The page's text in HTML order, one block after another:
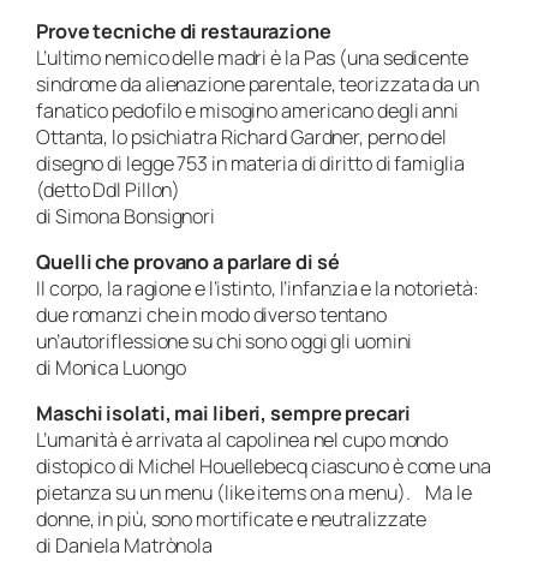
Prove tecniche di restaurazione
L’ultimo nemico delle madri è la Pas (una sedicente
sindrome da alienazione parentale, teorizzata da un
fanatico pedofilo e misogino americano degli anni
Ottanta, lo psichiatra Richard Gardner, perno del
disegno di legge 753 in materia di diritto di famiglia
(detto Ddl Pillon)
di Simona Bonsignori
Quelli che provano a parlare di sé
Il corpo, la ragione e l’istinto, l’infanzia e la notorietà:
due romanzi che in modo diverso tentano
un’autoriflessione su chi sono oggi gli uomini
di Monica Luongo
Maschi isolati, mai liberi, sempre precari
L’umanità è arrivata al capolinea nel cupo mondo
distopico di Michel Houellebecq ciascuno è come una
pietanza su un menu (like items on a menu). Ma le
donne, in più, sono mortificate e neutralizzate
di Daniela Matrònola